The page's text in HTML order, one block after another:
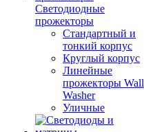
Светодиодные
прожекторы
Стандартный и
тонкий корпус
Круглый корпус
Линейные
прожекторы Wall
Washer
Уличные